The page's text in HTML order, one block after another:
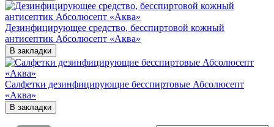
Дезинфицирующее средство, бесспиртовой кожный
антисептик Абсолюсепт «Аква»
В закладки
Салфетки дезинфицирующие бесспиртовые Абсолюсепт
«Аква»
В закладки